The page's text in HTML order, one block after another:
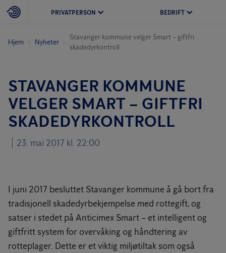
PRIVATPERSON BEDRIFT
Hjem Nyheter
Stavanger kommune velger Smart – giftfri
skadedyrkontroll
STAVANGER KOMMUNE
VELGER SMART – GIFTFRI
SKADEDYRKONTROLL
23. mai 2017 kl. 22:00
I juni 2017 besluttet Stavanger kommune å gå bort fra
tradisjonell skadedyrbekjempelse med rottegift, og
satser i stedet på Anticimex Smart – et intelligent og
giftfritt system for overvåking og håndtering av
rotteplager. Dette er et viktig miljøtiltak som også